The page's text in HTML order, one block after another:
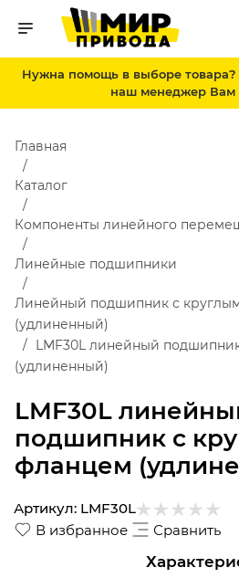
Нужна помощь в выборе товара?
наш менеджер Вам
LMF30L
подшипник с
фланцем
Главная
Каталог
Компоненты линейного
Линейные подшипники
Линейный подшипник с
(удлиненный)
LMF30L линейный
(удлиненный)
В избранное Сравнить
Артикул: LMF30L